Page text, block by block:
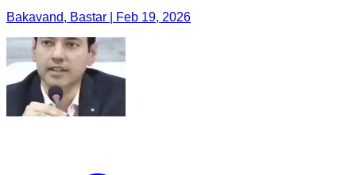
Bakavand, Bastar | Feb 19, 2026